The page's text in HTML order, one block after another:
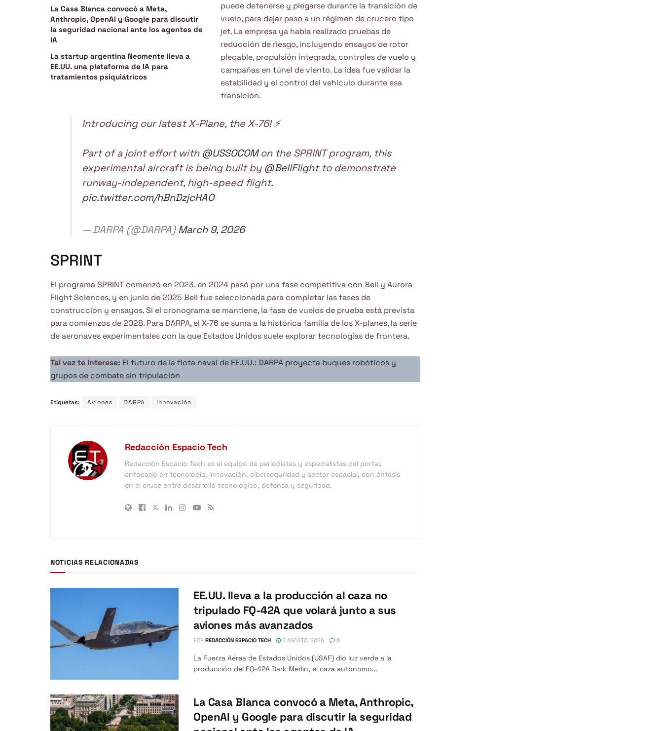
La Casa Blanca convocó a Meta,
Anthropic, OpenAI y Google para discutir
la seguridad nacional ante los agentes de
IA
La startup argentina Neomente lleva a
EE.UU. una plataforma de IA para
tratamientos psiquiátricos
puede detenerse y plegarse durante la transición de
vuelo, para dejar paso a un régimen de crucero tipo
jet. La empresa ya había realizado pruebas de
reducción de riesgo, incluyendo ensayos de rotor
plegable, propulsión integrada, controles de vuelo y
campañas en túnel de viento. La idea fue validar la
estabilidad y el control del vehículo durante esa
transición.
Introducing our latest X-Plane, the X-76! ⚡
Part of a joint effort with @USSOCOMon the SPRINT program, this
experimental aircraft is being built by @BellFlightto demonstrate
runway-independent, high-speed flight.
pic.twitter.com/hBnDzjcHAO
— DARPA (@DARPA)March 9, 2026
SPRINT
El programa SPRINT comenzó en 2023, en 2024 pasó por una fase competitiva con Bell y Aurora
Flight Sciences, y en junio de 2025 Bell fue seleccionada para completar las fases de
construcción y ensayos. Si el cronograma se mantiene, la fase de vuelos de prueba está prevista
para comienzos de 2028. Para DARPA, el X-76 se suma a la histórica familia de los X-planes, la serie
de aeronaves experimentales con la que Estados Unidos suele explorar tecnologías de frontera.
Tal vez te interese: El futuro de la flota naval de EE.UU.: DARPA proyecta buques robóticos y
grupos de combate sin tripulación
Etiquetas: Aviones DARPA Innovación
Redacción Espacio Tech
Redacción Espacio Tech es el equipo de periodistas y especialistas del portal,
enfocado en tecnología, innovación, ciberseguridad y sector espacial, con énfasis
en el cruce entre desarrollo tecnológico, defensa y seguridad.
NOTICIAS RELACIONADAS
EE.UU. lleva a la producción al caza no
tripulado FQ-42A que volará junto a sus
aviones más avanzados
POR REDACCIÓN ESPACIO TECH 5 AGOSTO, 2026 0
La Fuerza Aérea de Estados Unidos (USAF) dio luz verde a la
producción del FQ-42A Dark Merlin, el caza autónomo...
La Casa Blanca convocó a Meta, Anthropic,
OpenAI y Google para discutir la seguridad